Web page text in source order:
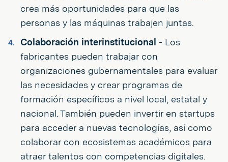
crea más oportunidades para que las
personas y las máquinas trabajen juntas.
Colaboración interinstitucional - Los
fabricantes pueden trabajar con
organizaciones gubernamentales para evaluar
las necesidades y crear programas de
formación específicos a nivel local, estatal y
nacional. También pueden invertir en startups
para acceder a nuevas tecnologías, así como
colaborar con ecosistemas académicos para
atraer talentos con competencias digitales.